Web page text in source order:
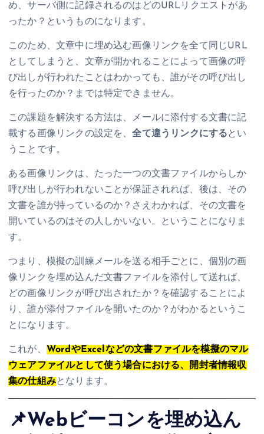
め、サーバ側に記録されるのはどのURLリクエストがあ
ったか？というものになります。
このため、文章中に埋め込む画像リンクを全て同じURL
としてしまうと、文章が開かれることによって画像の呼
び出しが行われたことはわかっても、誰がその呼び出し
を行ったのか？までは特定できません。
この課題を解決する方法は、メールに添付する文書に記
載する画像リンクの設定を、全て違うリンクにするとい
うことです。
ある画像リンクは、たった一つの文書ファイルからしか
呼び出しが行われないことが保証されれば、後は、その
文書を誰が持っているのか？さえわかれば、その文書を
開いているのはその人しかいない。ということになりま
す。
つまり、模擬の訓練メールを送る相手ごとに、個別の画
像リンクを埋め込んだ文書ファイルを添付して送れば、
どの画像リンクが呼び出されたか？を確認することによ
り、誰が添付ファイルを開いたのか？がわかるというこ
とになります。
これが、 WordやExcelなどの文書ファイルを模擬のマル
ウェアファイルとして使う場合における、開封者情報収
集の仕組みとなります。
📌Webビーコンを埋め込ん